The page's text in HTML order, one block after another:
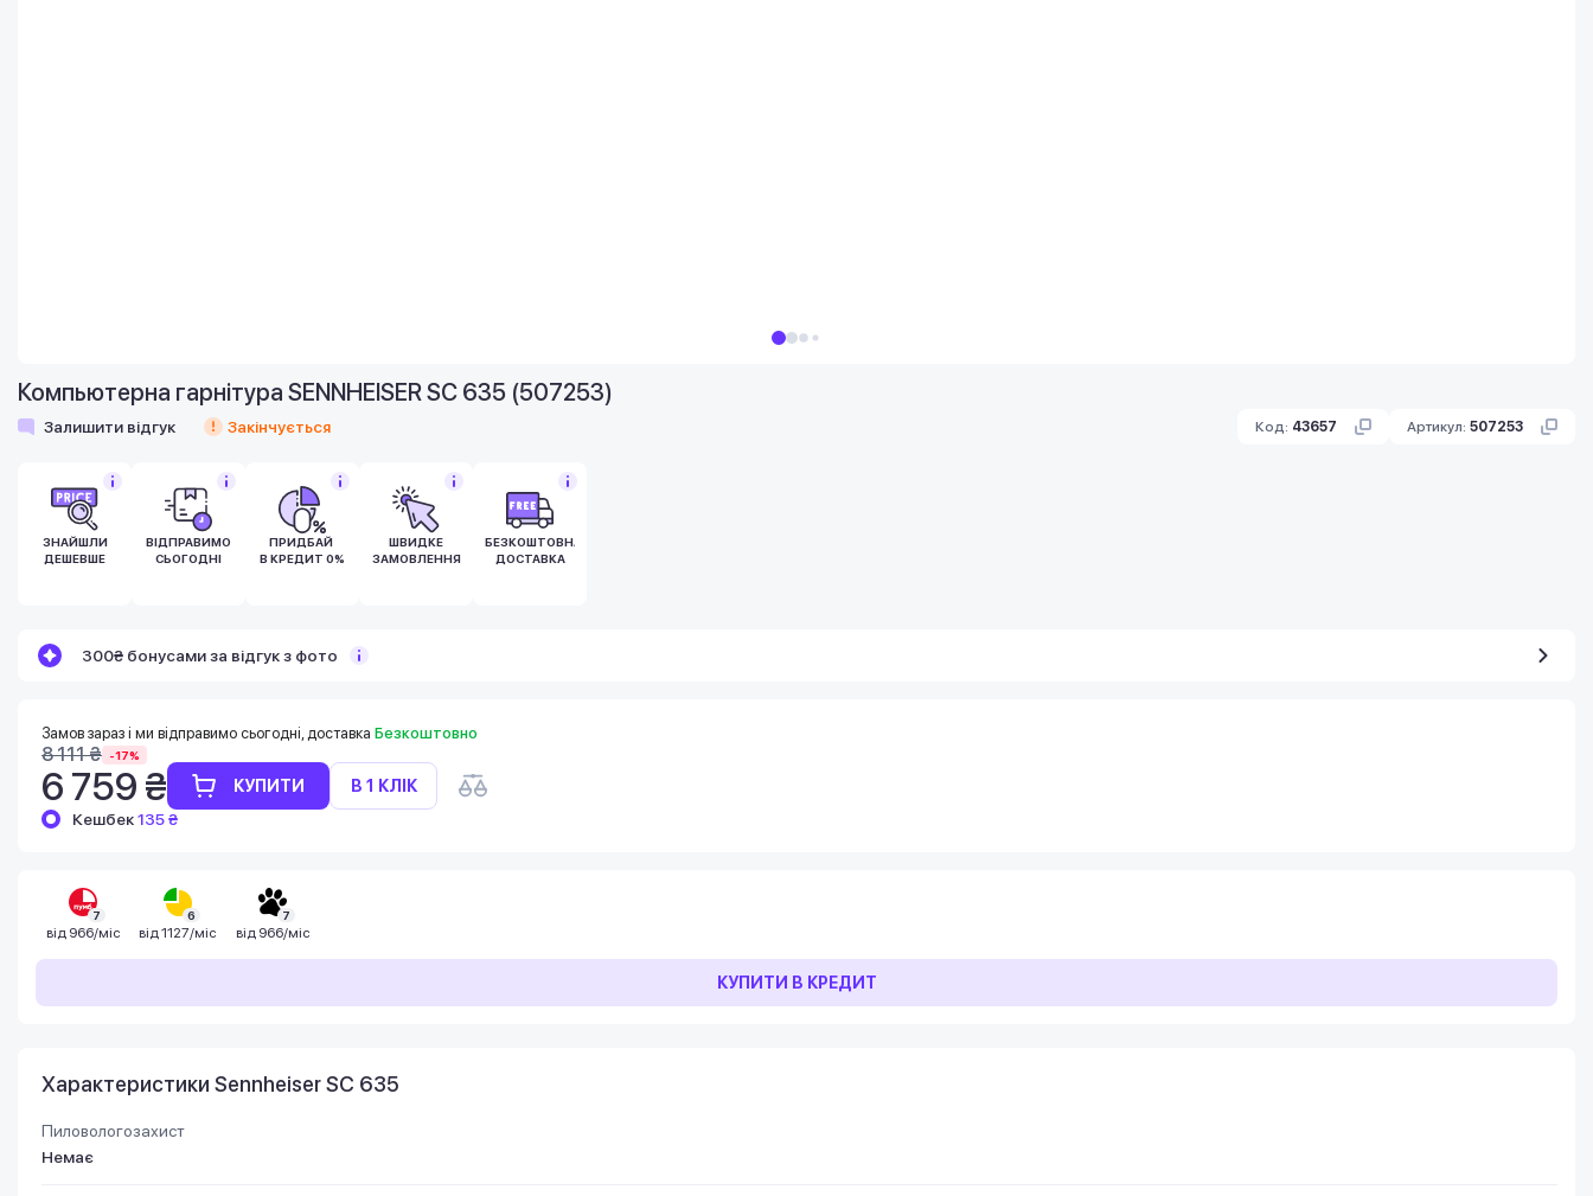
Компьютерна гарнітура SENNHEISER SC 635 (507253)
Залишити відгук Закінчується Код: 43657 Артикул: 507253
ЗНАЙШЛИ
ДЕШЕВШЕ
ВІДПРАВИМО
СЬОГОДНІ
ПРИДБАЙ
В КРЕДИТ 0%
ШВИДКЕ
ЗАМОВЛЕННЯ
БЕЗКОШТОВНА
ДОСТАВКА
300₴ бонусами за відгук з фото
Замов зараз і ми відправимо сьогодні, доставка Безкоштовно
8 111 ₴ -17%
6 759 ₴ КУПИТИ
В 1 КЛІК
Кешбек135 ₴
після покупки.
Накопиченими бонусами можна сплатити
до 99% вартості наступної покупки:
детальніше
7
від 966/міс
6
від1127/міс
7
від 966/міс
КУПИТИ В КРЕДИТ
Характеристики Sennheiser SC 635
Пиловологозахист
Немає